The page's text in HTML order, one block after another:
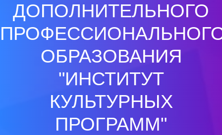
ДОПОЛНИТЕЛЬНОГО
ОБРАЗОВАНИЯ
"ИНСТИТУТ
КУЛЬТУРНЫХ
ПРОГРАММ"